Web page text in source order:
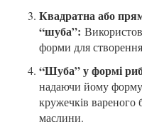
Квадратна або
“шуба”:
форми для
“Шуба” у формі
надаючи йому форму
кружечків
маслини.